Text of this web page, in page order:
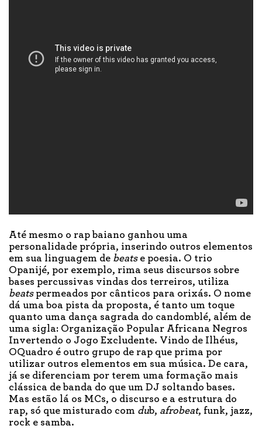
Até mesmo o rap baiano ganhou uma
personalidade própria, inserindo outros elementos
em sua linguagem de beatse poesia. O trio
Opanijé, por exemplo, rima seus discursos sobre
bases percussivas vindas dos terreiros, utiliza
beatspermeados por cânticos para orixás. O nome
dá uma boa pista da proposta, é tanto um toque
quanto uma dança sagrada do candomblé, além de
uma sigla: Organização Popular Africana Negros
Invertendo o Jogo Excludente. Vindo de Ilhéus,
OQuadro é outro grupo de rap que prima por
utilizar outros elementos em sua música. De cara,
já se diferenciam por terem uma formação mais
clássica de banda do que um DJ soltando bases.
Mas estão lá os MCs, o discurso e a estrutura do
rap, só que misturado com dub, afrobeat, funk, jazz,
rock e samba.